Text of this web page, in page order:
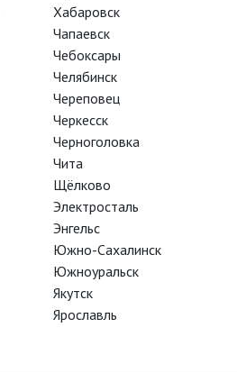
Отец Августин
Евгений Миронов
Ширин Ширази
Чулпан Хаматова
Хабаровск
Чапаевск
Чебоксары
Челябинск
Череповец
Черкесск
Черноголовка
Чита
Щёлково
Электросталь
Энгельс
Южно-Сахалинск
Южноуральск
Якутск
Ярославль